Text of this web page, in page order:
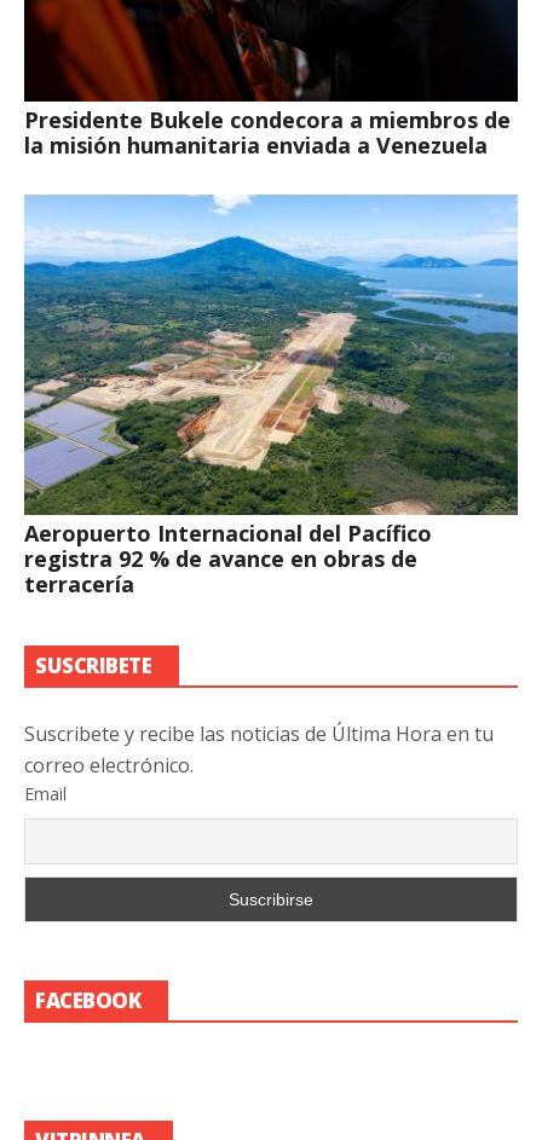
Presidente Bukele condecora a miembros de
la misión humanitaria enviada a Venezuela
Aeropuerto Internacional del Pacífico
registra 92 % de avance en obras de
terracería
SUSCRIBETE
Suscribete y recibe las noticias de Última Hora en tu
correo electrónico.
Email
FACEBOOK